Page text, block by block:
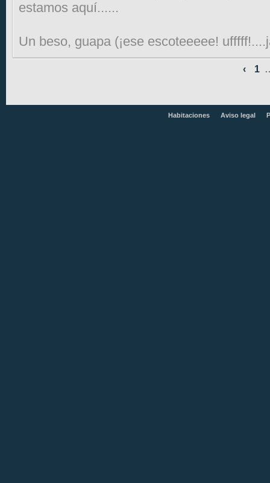
estamos aquí......
Un beso, guapa (¡ese escoteeeee!
‹ 1
Habitaciones Aviso legal